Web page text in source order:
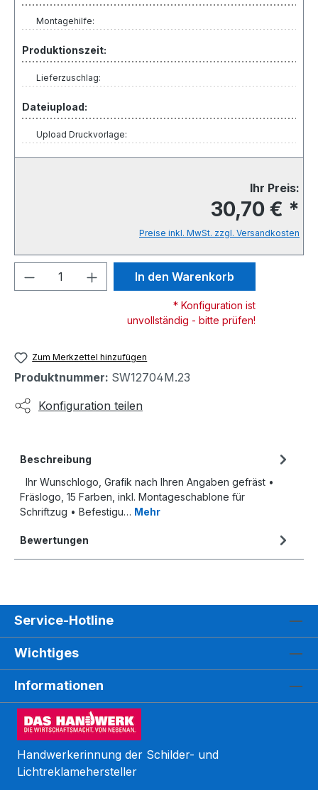
Montagehilfe:
Produktionszeit:
Lieferzuschlag:
Dateiupload:
Upload Druckvorlage:
Ihr Preis:
30,70 € *
Preise inkl. MwSt. zzgl. Versandkosten
Produkt Anzahl: Gib den
In den Warenkorb
* Konfiguration ist
unvollständig - bitte prüfen!
Zum Merkzettel hinzufügen
Produktnummer: SW12704M.23
Konfiguration teilen
Beschreibung
Ihr Wunschlogo, Grafik nach Ihren Angaben gefräst •
Fräslogo, 15 Farben, inkl. Montageschablone für
Schriftzug • Befestigu… Mehr
Bewertungen
Service-Hotline
Wichtiges
Informationen
Handwerkerinnung der Schilder- und
Lichtreklamehersteller